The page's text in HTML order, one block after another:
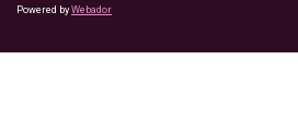
Powered by Webador